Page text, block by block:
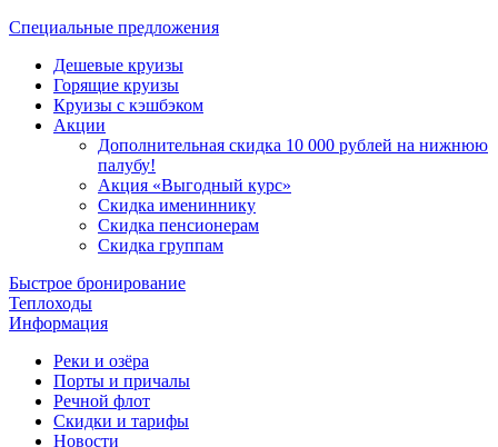
Специальные предложения
Дешевые круизы
Горящие круизы
Круизы с кэшбэком
Акции
Дополнительная скидка 10 000 рублей на нижнюю
палубу!
Акция «Выгодный курс»
Скидка имениннику
Скидка пенсионерам
Скидка группам
Быстрое бронирование
Теплоходы
Информация
Реки и озёра
Порты и причалы
Речной флот
Скидки и тарифы
Новости